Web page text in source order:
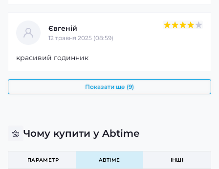
Євгеній
12 травня 2025 (08:59)
красивий годинник
Показати ще (9)
Чому купити у Abtime
ПАРАМЕТР ABTIME ІНШІ